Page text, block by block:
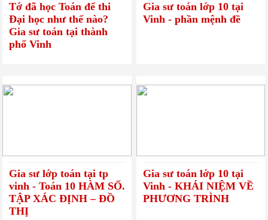
Tớ đã học Toán để thi
Đại học như thế nào?
Gia sư toán tại thành
phố Vinh
Gia sư toán lớp 10 tại
Vinh - phần mệnh đề
Gia sư lớp toán tại tp
vinh - Toán 10 HÀM SỐ.
TẬP XÁC ĐỊNH – ĐỒ
THỊ
Gia sư toán lớp 10 tại
Vinh - KHÁI NIỆM VỀ
PHƯƠNG TRÌNH